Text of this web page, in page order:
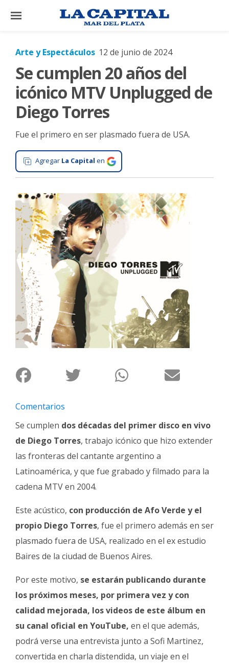
×
El
País
El
Mundo
La
Cultura
Gastronomía
Salud
Interés
General
La
Ciudad
Deportes
Arte
y
Espectáculos
Cartelera
Fotos
Familia
Clasificados
Arte y Espectáculos 12 de junio de 2024
Se cumplen 20 años del
icónico MTV Unplugged de
Diego Torres
Fue el primero en ser plasmado fuera de USA.
Agregar La Capital en
Comentarios
Se cumplen dos décadas del primer disco en vivo
de Diego Torres, trabajo icónico que hizo extender
las fronteras del cantante argentino a
Latinoamérica, y que fue grabado y filmado para la
cadena MTV en 2004.
Este acústico, con producción de Afo Verde y el
propio Diego Torres, fue el primero además en ser
plasmado fuera de USA, realizado en el ex estudio
Baires de la ciudad de Buenos Aires.
Por este motivo, se estarán publicando durante
los próximos meses, por primera vez y con
calidad mejorada, los videos de este álbum en
su canal oficial en YouTube, en el que además,
podrá verse una entrevista junto a Sofi Martinez,
convertida en charla distendida, un viaje en el